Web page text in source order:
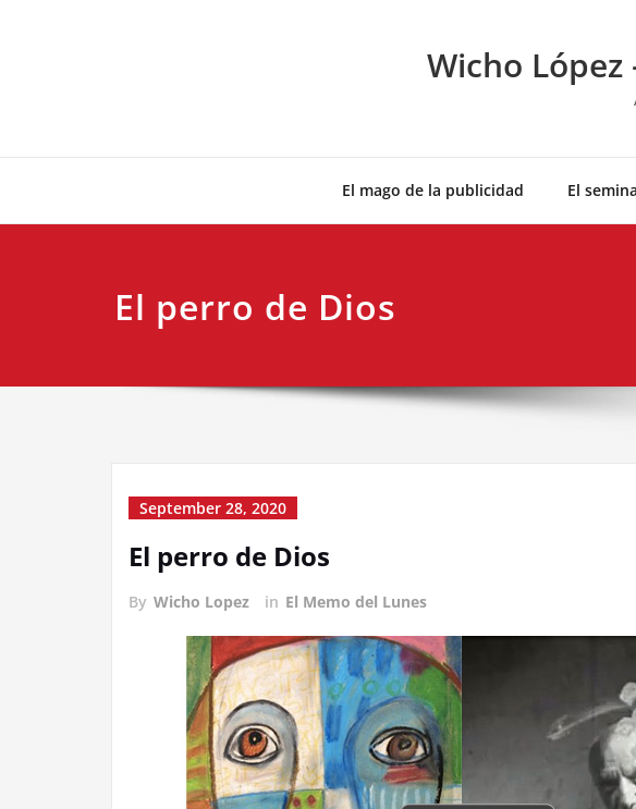
Wicho
El mago de la publicidad El
El perro de Dios
September 28, 2020
El perro de Dios
By Wicho Lopez in El Memo del Lunes